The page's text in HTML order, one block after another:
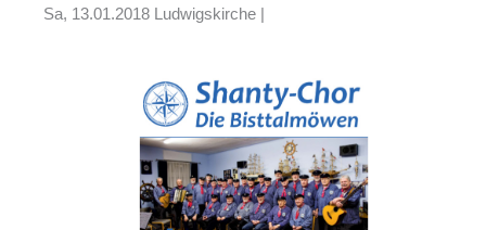
Sa, 13.01.2018 Ludwigskirche |